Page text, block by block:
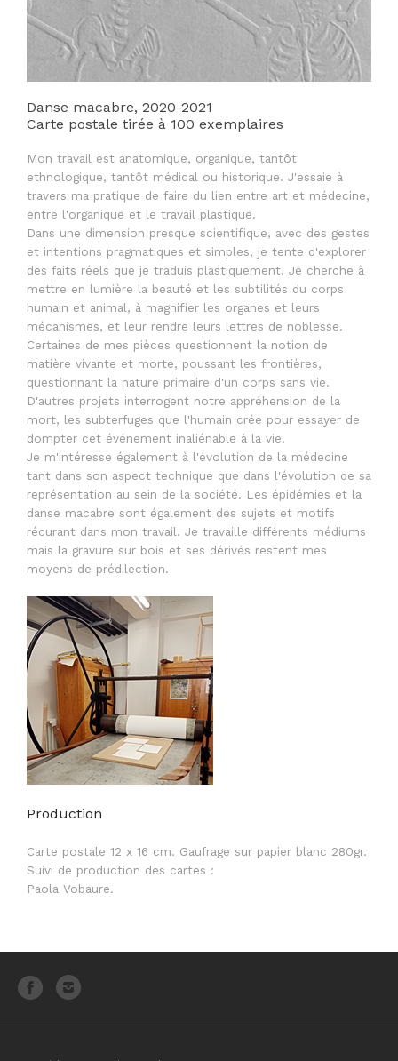
Danse macabre, 2020-2021
Carte postale tirée à 100 exemplaires
Mon travail est anatomique, organique, tantôt
ethnologique, tantôt médical ou historique. J'essaie à
travers ma pratique de faire du lien entre art et médecine,
entre l'organique et le travail plastique.
Dans une dimension presque scientifique, avec des gestes
et intentions pragmatiques et simples, je tente d'explorer
des faits réels que je traduis plastiquement. Je cherche à
mettre en lumière la beauté et les subtilités du corps
humain et animal, à magnifier les organes et leurs
mécanismes, et leur rendre leurs lettres de noblesse.
Certaines de mes pièces questionnent la notion de
matière vivante et morte, poussant les frontières,
questionnant la nature primaire d'un corps sans vie.
D'autres projets interrogent notre appréhension de la
mort, les subterfuges que l'humain crée pour essayer de
dompter cet événement inaliénable à la vie.
Je m'intéresse également à l'évolution de la médecine
tant dans son aspect technique que dans l'évolution de sa
représentation au sein de la société. Les épidémies et la
danse macabre sont également des sujets et motifs
récurant dans mon travail. Je travaille différents médiums
mais la gravure sur bois et ses dérivés restent mes
moyens de prédilection.
Production
Carte postale 12 x 16 cm. Gaufrage sur papier blanc 280gr.
Suivi de production des cartes :
Paola Vobaure.